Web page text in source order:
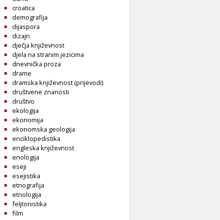
croatica
demografija
dijaspora
dizajn
dječja književnost
djela na stranim jezicima
dnevnička proza
drame
dramska književnost (prijevodi)
društvene znanosti
društvo
ekologija
ekonomija
ekonomska geologija
enciklopedistika
engleska književnost
enologija
eseji
esejistika
etnografija
etnologija
feljtonistika
film